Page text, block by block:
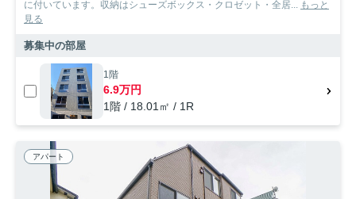
に付いています。収納はシューズボックス・クロゼット・全居... もっと
見る
募集中の部屋
1階
6.9万円
1階 / 18.01㎡ / 1R
アパート